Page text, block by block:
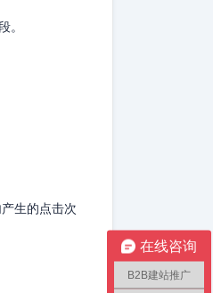
。
生的点击次
在线咨询
B2B建站推广